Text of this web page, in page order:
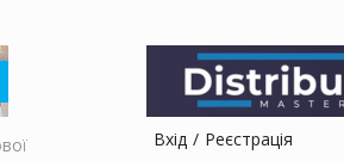
Вхід Реєстрація